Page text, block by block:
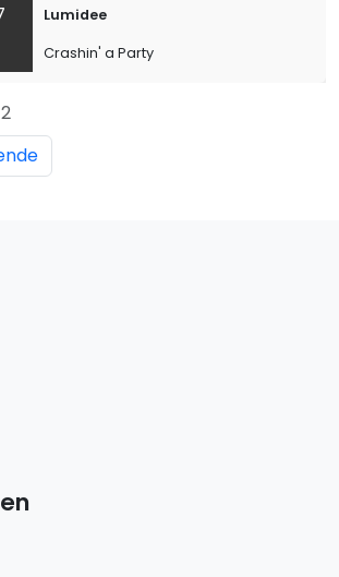
Lumidee
Crashin' a Party